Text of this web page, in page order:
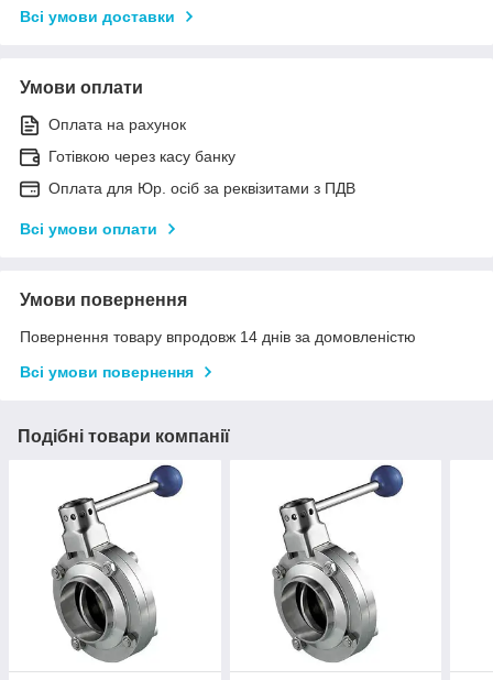
Всі умови доставки
Умови оплати
Оплата на рахунок
Готівкою через касу банку
Оплата для Юр. осіб за реквізитами з ПДВ
Всі умови оплати
Умови повернення
Повернення товару впродовж 14 днів за домовленістю
Всі умови повернення
Подібні товари компанії